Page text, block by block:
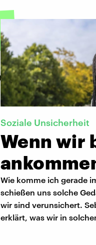
Soziale Unsicherheit
Wenn wir
Wie komme ich gerade
schießen uns solche
wir sind verunsichert.
erklärt, was wir in